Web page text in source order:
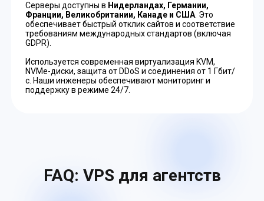
Серверы доступны в Нидерландах, Германии,
Франции, Великобритании, Канаде и США . Это
обеспечивает быстрый отклик сайтов и соответствие
требованиям международных стандартов (включая
GDPR).
Используется современная виртуализация KVM,
NVMe-диски, защита от DDoS и соединения от 1 Гбит/
с. Наши инженеры обеспечивают мониторинг и
поддержку в режиме 24/7.
FAQ: VPS для агентств